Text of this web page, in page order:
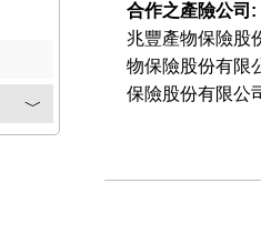
﹀
合作之產險公司:
兆豐產物保險股
物保險股份有限
保險股份有限公